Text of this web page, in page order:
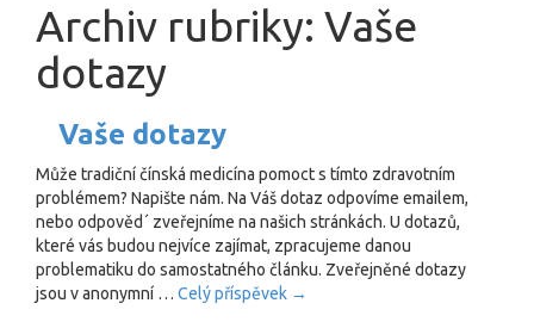
Archiv rubriky: Vaše
dotazy
Vaše dotazy
Může tradiční čínská medicína pomoct s tímto zdravotním
problémem? Napište nám. Na Váš dotaz odpovíme emailem,
nebo odpověd´ zveřejníme na našich stránkách. U dotazů,
které vás budou nejvíce zajímat, zpracujeme danou
problematiku do samostatného článku. Zveřejněné dotazy
jsou v anonymní … Celý příspěvek →